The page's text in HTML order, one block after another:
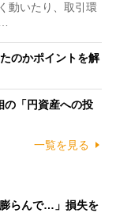
動いたり、取引環
のかポイントを解
の「円資産への投
一覧を見る
膨らんで…」損失を